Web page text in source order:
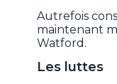
Autrefois
maintenant
Watford.
Les luttes